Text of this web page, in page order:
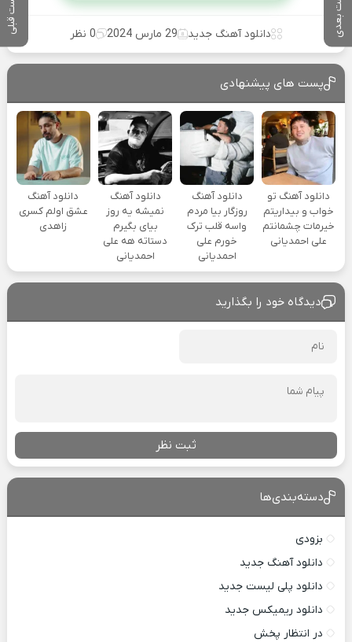
پست بعدی پست قبلی دانلود آهنگ جدید 29 مارس 2024 0 نظر
پست های پیشنهادی
دانلود آهنگ تو
خواب و بیداریتم
خیرمات چشمانتم
علی احمدیانی
دانلود آهنگ
روزگار بیا مردم
واسه قلب ترک
خورم علی
احمدیانی
دانلود آهنگ
نمیشه یه روز
بیای بگیرم
دستاته هه علی
احمدیانی
دانلود آهنگ
عشق اولم کسری
زاهدی
دیدگاه خود را بگذارید
ثبت نظر
دسته‌بندی‌ها
بزودی
دانلود آهنگ جدید
دانلود پلی لیست جدید
دانلود ریمیکس جدید
در انتظار پخش